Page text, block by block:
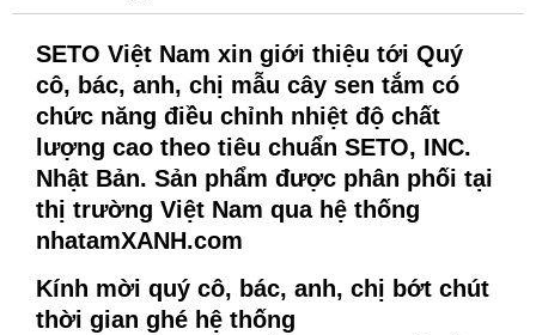
SETO Việt Nam xin giới thiệu tới Quý
cô, bác, anh, chị mẫu cây sen tắm có
chức năng điều chỉnh nhiệt độ chất
lượng cao theo tiêu chuẩn SETO, INC.
Nhật Bản. Sản phẩm được phân phối tại
thị trường Việt Nam qua hệ thống
nhatamXANH.com
Kính mời quý cô, bác, anh, chị bớt chút
thời gian ghé hệ thống